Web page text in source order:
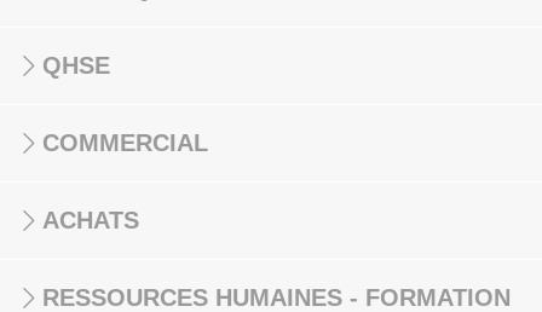
QHSE
COMMERCIAL
ACHATS
RESSOURCES HUMAINES - FORMATION